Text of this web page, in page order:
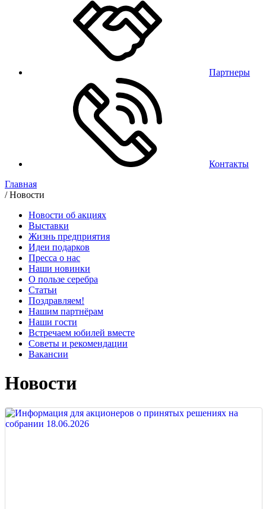
Партнеры
Контакты
Главная
/Новости
Новости об акциях
Выставки
Жизнь предприятия
Идеи подарков
Пресса о нас
Наши новинки
О пользе серебра
Статьи
Поздравляем!
Нашим партнёрам
Наши гости
Встречаем юбилей вместе
Советы и рекомендации
Вакансии
Новости